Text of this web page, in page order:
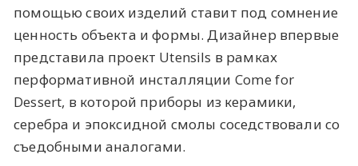
помощью своих изделий ставит под сомнение
ценность объекта и формы. Дизайнер впервые
представила проект Utensils в рамках
перформативной инсталляции Come for
Dessert, в которой приборы из керамики,
серебра и эпоксидной смолы соседствовали со
съедобными аналогами.